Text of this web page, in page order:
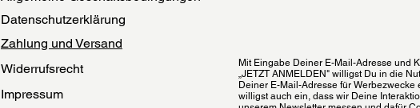
Datenschutzerklärung
Zahlung und Versand
Widerrufsrecht
Impressum
Mit Eingabe Deiner E-Mail-Adresse und
„JETZT ANMELDEN" willigst Du in die
Deiner E-Mail-Adresse für Werbezwecke
willigst auch ein, dass wir Deine